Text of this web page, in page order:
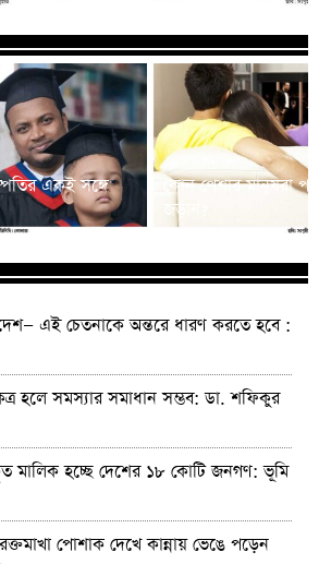
একই সঙ্গে
কোন পেশার মানুষরা
জড়ান?
এই চেতনাকে অন্তরে ধারণ করতে হবে :
হলে সমস্যার সমাধান সম্ভব: ডা. শফিকুর
মালিক হচ্ছে দেশের ১৮ কোটি জনগণ: ভূমি
পোশাক দেখে কান্নায় ভেঙে পড়েন